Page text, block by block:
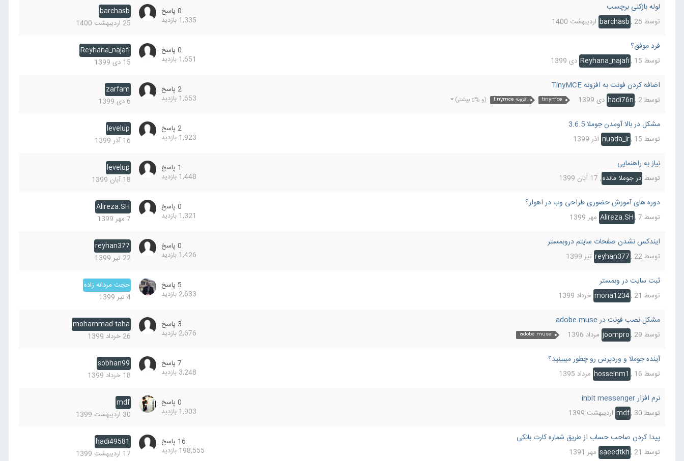
لوله بازکنی برچسب
توسط barchasb, 25 اردیبهشت 1400
0 پاسخ
1,335 بازدید
barchasb
25 اردیبهشت 1400
فرد موفق؟
توسط Reyhana_najafi, 15 دی 1399
0 پاسخ
1,651 بازدید
Reyhana_najafi
15 دی 1399
اضافه کردن فونت به افزونه TinyMCE
توسط hadi76n, 2 دی 1399 tinymce افزونه tinymce (و %d بیشتر)
2 پاسخ
1,653 بازدید
zarfam
6 دی 1399
مشکل در بالا آومدن جوملا 3.6.5
توسط nuada_ir, 15 آذر 1399
2 پاسخ
1,923 بازدید
levelup
16 آذر 1399
نیاز به راهنمایی
توسط در جوملا مانده, 17 آبان 1399
1 پاسخ
1,448 بازدید
levelup
18 آبان 1399
دوره های آموزش حضوری طراحی وب در اهواز؟
توسط Alireza.SH, 7 مهر 1399
0 پاسخ
1,321 بازدید
Alireza.SH
7 مهر 1399
ایندکس نشدن صفحات سایتم دروبمستر
توسط reyhan377, 22 تیر 1399
0 پاسخ
1,426 بازدید
reyhan377
22 تیر 1399
ثبت سایت در وبمستر
توسط mona1234, 21 خرداد 1399
5 پاسخ
2,633 بازدید
حجت مردانه زاده
4 تیر 1399
مشکل نصب فونت در adobe muse
توسط joompro, 29 مرداد 1396 adobe muse
3 پاسخ
2,676 بازدید
mohammad taha
26 خرداد 1399
آینده جوملا و وردپرس رو چطور میبینید؟
توسط hosseinm1 , 16 مرداد 1395
7 پاسخ
3,248 بازدید
sobhan99
18 خرداد 1399
نرم افزار inbit messenger
توسط mdf, 30 اردیبهشت 1399
0 پاسخ
1,903 بازدید
mdf
30 اردیبهشت 1399
پیدا کردن صاحب حساب از طریق شماره کارت بانکی
توسط saeedtkh, 21 مهر 1391
16 پاسخ
198,555 بازدید
hadi49581
17 اردیبهشت 1399